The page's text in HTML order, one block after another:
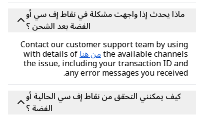
ماذا يحدث إذا واجهت مشكلة في نقاط إف سي أو
الفضة بعد الشحن ؟
Contact our customer support team by using
the available channelsمن هناwith details of
the issue, including your transaction ID and
any error messages you received.
كيف يمكنني التحقق من نقاط إف سي الحالية أو
الفضة ؟